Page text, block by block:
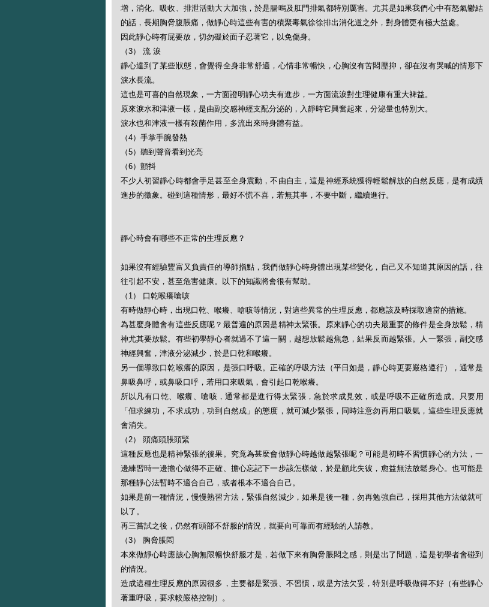
增，消化、吸收、排泄活動大大加強，於是腸鳴及肛門排氣都特別厲害。尤其是如果我們心中有怒氣鬱結
的話，長期胸脅腹脹痛，做靜心時這些有害的積聚毒氣徐徐排出消化道之外，對身體更有極大益處。
因此靜心時有屁要放，切勿礙於面子忍著它，以免傷身。
（3） 流 淚
靜心達到了某些狀態，會覺得全身非常舒適，心情非常暢快，心胸沒有苦悶壓抑，卻在沒有哭喊的情形下
淚水長流。
這也是可喜的自然現象，一方面證明靜心功夫有進步，一方面流淚對生理健康有重大裨益。
原來淚水和津液一樣，是由副交感神經支配分泌的，入靜時它興奮起來，分泌量也特別大。
淚水也和津液一樣有殺菌作用，多流出來時身體有益。
（4）手掌手腕發熱
（5）聽到聲音看到光亮
（6）顫抖
不少人初習靜心時都會手足甚至全身震動，不由自主，這是神經系統獲得輕鬆解放的自然反應，是有成績
進步的徵象。碰到這種情形，最好不慌不喜，若無其事，不要中斷，繼續進行。
靜心時會有哪些不正常的生理反應？
如果沒有經驗豐富又負責任的導師指點，我們做靜心時身體出現某些變化，自己又不知道其原因的話，往
往引起不安，甚至危害健康。以下的知識將會很有幫助。
（1） 口乾喉癢嗆咳
有時做靜心時，出現口乾、喉癢、嗆咳等情況，對這些異常的生理反應，都應該及時採取適當的措施。
為甚麼身體會有這些反應呢？最普遍的原因是精神太緊張。原來靜心的功夫最重要的條件是全身放鬆，精
神尤其要放鬆。有些初學靜心者就過不了這一關，越想放鬆越焦急，結果反而越緊張。人一緊張，副交感
神經興奮，津液分泌減少，於是口乾和喉癢。
另一個導致口乾喉癢的原因，是張口呼吸。正確的呼吸方法（平日如是，靜心時更要嚴格遵行），通常是
鼻吸鼻呼，或鼻吸口呼，若用口來吸氣，會引起口乾喉癢。
所以凡有口乾、喉癢、嗆咳，通常都是進行得太緊張，急於求成見效，或是呼吸不正確所造成。只要用
「但求練功，不求成功，功到自然成」的態度，就可減少緊張，同時注意勿再用口吸氣，這些生理反應就
會消失。
（2） 頭痛頭脹頭緊
這種反應也是精神緊張的後果。究竟為甚麼會做靜心時越做越緊張呢？可能是初時不習慣靜心的方法，一
邊練習時一邊擔心做得不正確、擔心忘記下一步該怎樣做，於是顧此失彼，愈益無法放鬆身心。也可能是
那種靜心法暫時不適合自己，或者根本不適合自己。
如果是前一種情況，慢慢熟習方法，緊張自然減少，如果是後一種，勿再勉強自己，採用其他方法做就可
以了。
再三嘗試之後，仍然有頭部不舒服的情況，就要向可靠而有經驗的人請教。
（3） 胸脅脹悶
本來做靜心時應該心胸無限暢快舒服才是，若做下來有胸脅脹悶之感，則是出了問題，這是初學者會碰到
的情況。
造成這種生理反應的原因很多，主要都是緊張、不習慣，或是方法欠妥，特別是呼吸做得不好（有些靜心
著重呼吸，要求較嚴格控制）。